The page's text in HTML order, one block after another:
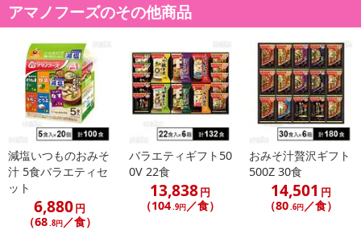
【いつものおみそ汁 とん汁】
アマノフーズのその他商品
減塩いつものおみそ
汁 5食バラエティセ
ット
6,880円
（68.8円／食）
バラエティギフト50
0V 22食
13,838円
（104.9円 ／食）
おみそ汁贅沢ギフト
500Z 30食
14,501 円
（80.6円 ／食）